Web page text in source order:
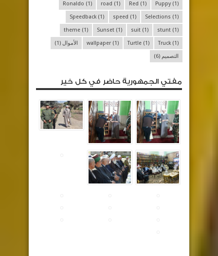
Puppy(1)
Red (1)
road (1)
Ronaldo (1)
Selections (1)
speed (1)
Speedback (1)
stunt (1)
suit (1)
Sunset (1)
theme (1)
Truck (1)
Turtle (1)
wallpaper (1) الأموال (1)
التصميم (6)
مفتي الجمهورية حاضر في كل خير